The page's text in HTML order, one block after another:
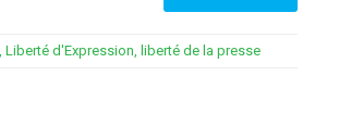
Liberté d'Expression liberté de la presse